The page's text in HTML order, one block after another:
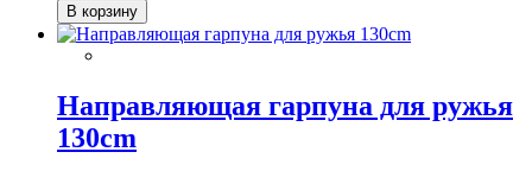
В корзину
Направляющая гарпуна для ружья
130cm